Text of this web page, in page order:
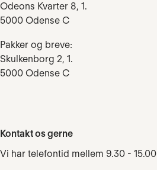
Odeons Kvarter 8, 1.
5000 Odense C
Pakker og breve:
Skulkenborg 2, 1.
5000 Odense C
Kontakt os gerne
Vi har telefontid mellem 9.30 - 15.00